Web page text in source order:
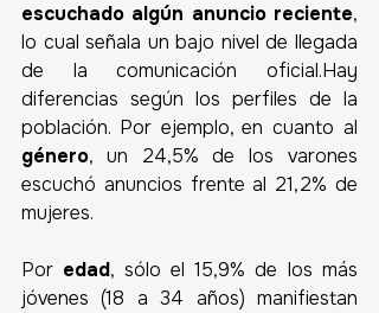
escuchado algún anuncio reciente,
lo cual señala un bajo nivel de llegada
de la comunicación oficial.Hay
diferencias según los perfiles de la
género, un 24,5% de los varones
escuchó anuncios frente al 21,2% de
mujeres.
Por edad, sólo el 15,9% de los más
jóvenes (18 a 34 años) manifiestan